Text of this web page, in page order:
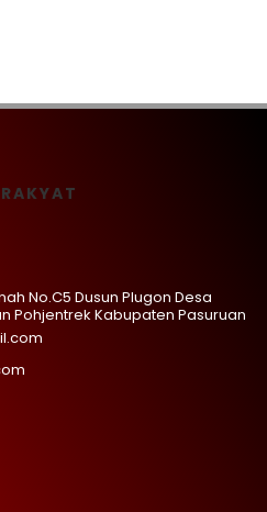
No.C5 Dusun Plugon Desa
Pohjentrek Kabupaten Pasuruan